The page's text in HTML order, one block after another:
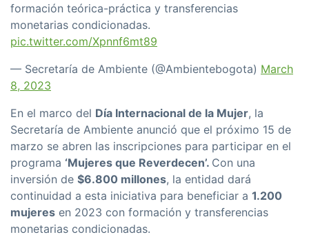
formación teórica-práctica y transferencias
monetarias condicionadas.
pic.twitter.com/Xpnnf6mt89
— Secretaría de Ambiente (@Ambientebogota) March
8, 2023
En el marco del Día Internacional de la Mujer, la
Secretaría de Ambiente anunció que el próximo 15 de
marzo se abren las inscripciones para participar en el
programa ‘Mujeres que Reverdecen’. Con una
inversión de $6.800 millones, la entidad dará
continuidad a esta iniciativa para beneficiar a 1.200
mujeres en 2023 con formación y transferencias
monetarias condicionadas.